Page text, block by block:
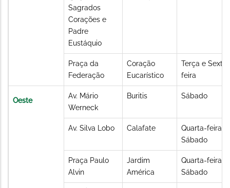
Sagrados
Corações e
Padre
Eustáquio
Praça da
Federação
Coração
Eucarístico
Terça e Sexta-
feira
Oeste
Av. Mário
Werneck
Buritis Sábado
Av. Silva Lobo Calafate
Quarta-feira e
Sábado
Praça Paulo
Alvin
Jardim
América
Quarta-feira e
Sábado